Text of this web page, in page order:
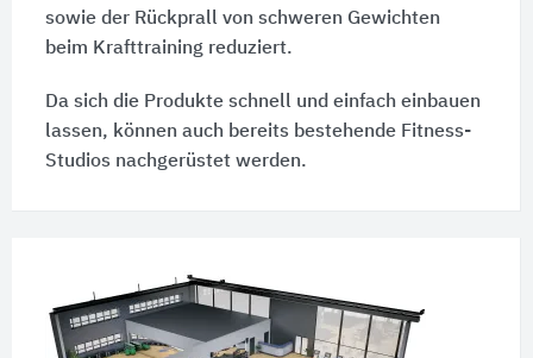
sowie der Rückprall von schweren Gewichten
beim Krafttraining reduziert.
Da sich die Produkte schnell und einfach einbauen
lassen, können auch bereits bestehende Fitness-
Studios nachgerüstet werden.